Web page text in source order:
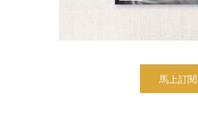
馬上訂閱